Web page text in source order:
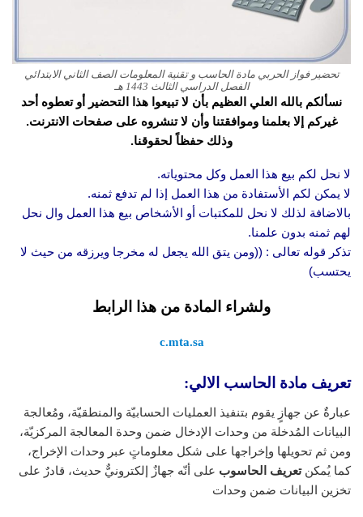
تحضير فواز الحربي مادة الحاسب و تقنية المعلومات الصف الثاني الابتدائي
الفصل الدراسي الثالث 1443 هـ
نسألكم بالله العلي العظيم بأن لا تبيعوا هذا التحضير أو تعطوه أحد
غيركم إلا بعلمنا وموافقتنا وأن لا تنشروه على صفحات الانترنت.
وذلك حفظاً لحقوقنا.
لا نحل لكم بيع هذا العمل وكل محتوياته.
لا يمكن لكم الأستفادة من هذا العمل إذا لم تدفع ثمنه.
بالاضافة لذلك لا نحل للمكتبات أو الأشخاص بيع هذا العمل وال نحل
لهم ثمنه بدون علمنا.
تذكر قوله تعالى : ((ومن يتق الله يجعل له مخرجا ويرزقه من حيث لا
يحتسب)
ولشراء المادة من هذا الرابط
c.mta.sa
تعريف مادة الحاسب الالي:
عبارةٌ عن جهازٍ يقوم بتنفيذ العمليات الحسابيّة والمنطقيّة، ومُعالجة
البيانات المُدخلة من وحدات الإدخال ضمن وحدة المعالجة المركزيّة،
ومن ثم تحويلها وإخراجها على شكل معلوماتٍ عبر وحدات الإخراج،
كما يُمكنتعريف الحاسوب على أنّه جهازٌ إلكترونيٌّ حديث، قادرٌ على
تخزين البيانات ضمن وحدات